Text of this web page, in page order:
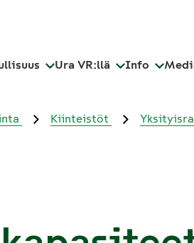
Ura VR:llä Info
Kiinteistöt